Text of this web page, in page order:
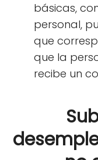
básicas,
personal,
que
que la
recibe un